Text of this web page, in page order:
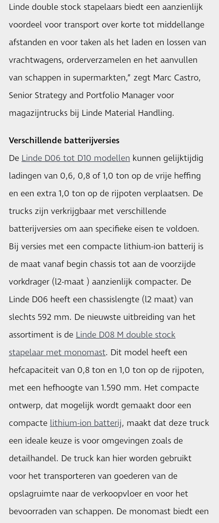
Linde double stock stapelaars biedt een aanzienlijk
voordeel voor transport over korte tot middellange
afstanden en voor taken als het laden en lossen van
vrachtwagens, orderverzamelen en het aanvullen
van schappen in supermarkten,” zegt Marc Castro,
Senior Strategy and Portfolio Manager voor
magazijntrucks bij Linde Material Handling.
Verschillende batterijversies
​De Linde D06 tot D10 modellen kunnen gelijktijdig
ladingen van 0,6, 0,8 of 1,0 ton op de vrije heffing
en een extra 1,0 ton op de rijpoten verplaatsen. De
trucks zijn verkrijgbaar met verschillende
batterijversies om aan specifieke eisen te voldoen.
Bij versies met een compacte lithium-ion batterij is
de maat vanaf begin chassis tot aan de voorzijde
vorkdrager (l2-maat ) aanzienlijk compacter. De
Linde D06 heeft een chassislengte (l2 maat) van
slechts 592 mm. De nieuwste uitbreiding van het
assortiment is de Linde D08 M double stock
stapelaar met monomast. Dit model heeft een
hefcapaciteit van 0,8 ton en 1,0 ton op de rijpoten,
met een hefhoogte van 1.590 mm. Het compacte
ontwerp, dat mogelijk wordt gemaakt door een
compacte lithium-ion batterij, maakt dat deze truck
een ideale keuze is voor omgevingen zoals de
detailhandel. De truck kan hier worden gebruikt
voor het transporteren van goederen van de
opslagruimte naar de verkoopvloer en voor het
bevoorraden van schappen. De monomast biedt een